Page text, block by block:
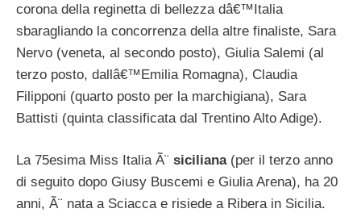
corona della reginetta di bellezza dâ€™Italia
sbaragliando la concorrenza della altre finaliste, Sara
Nervo (veneta, al secondo posto), Giulia Salemi (al
terzo posto, dallâ€™Emilia Romagna), Claudia
Filipponi (quarto posto per la marchigiana), Sara
Battisti (quinta classificata dal Trentino Alto Adige).
La 75esima Miss Italia Ã¨ siciliana(per il terzo anno
di seguito dopo Giusy Buscemi e Giulia Arena), ha 20
anni, Ã¨ nata a Sciacca e risiede a Ribera in Sicilia.